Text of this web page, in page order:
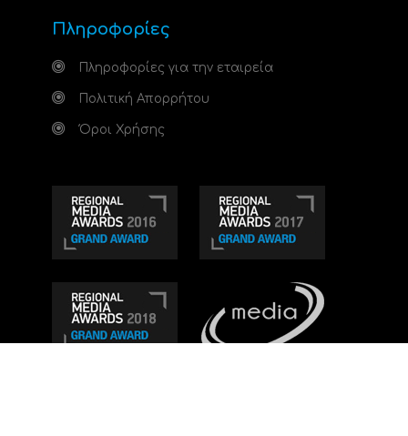
Πληροφορίες
Πληροφορίες για την εταιρεία
Πολιτική Απορρήτου
Όροι Χρήσης